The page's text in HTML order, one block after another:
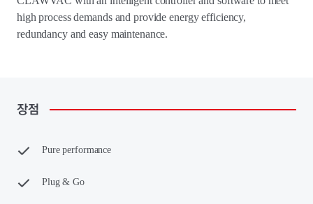
high process demands and provide energy efficiency,
redundancy and easy maintenance.
장점
Pure performance
Plug & Go